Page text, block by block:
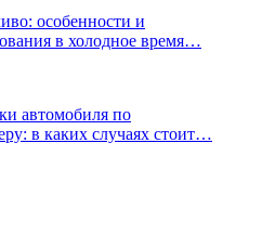
особенности и
в холодное время…
автомобиля по
в каких случаях стоит…